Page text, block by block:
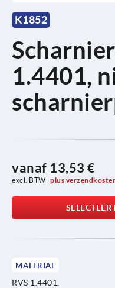
K1852
1.4401,
vanaf 13,53 €
excl. BTW plus
MATERIAL
RVS 1.4401.